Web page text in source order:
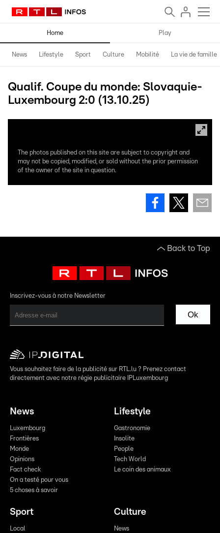
Home Play
News Lifestyle Sport Culture Mobilité La vie de famille
Qualif. Coupe du monde: Slovaquie-
Luxembourg 2:0 (13.10.25)
The photos published on this site are subject to copyright and
may not be copied, modified, or sold without the prior permission
of the owner of the site in question.
Back to Top
Inscrivez-vous à notre Newsletter
Ok
Vous souhaitez faire de la publicité sur RTL.lu ? Prenez contact
directement avec notre régie publicitaire IPLuxembourg
News
Luxembourg
Frontières
Monde
Opinions
Fact check
On a testé pour vous
5 choses à savoir
Lifestyle
Gastronomie
Insolite
People
Tech World
Le coin des animaux
Sport
Local
Culture
News